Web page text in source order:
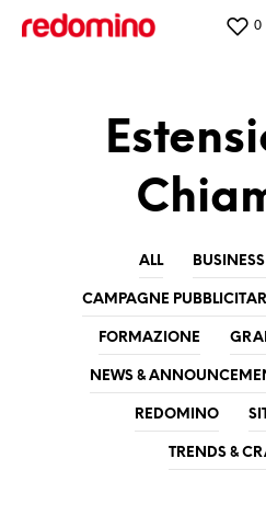
0
ALL
CAMPAGNE
FORMAZIONE
NEWS &
REDOMINO
TRENDS &